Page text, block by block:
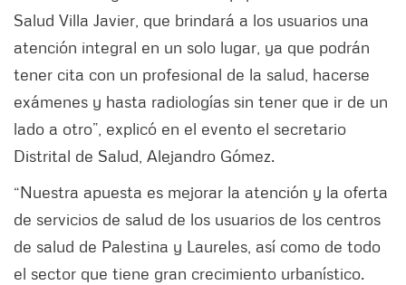
Salud Villa Javier, que brindará a los usuarios una
atención integral en un solo lugar, ya que podrán
tener cita con un profesional de la salud, hacerse
exámenes y hasta radiologías sin tener que ir de un
lado a otro”, explicó en el evento el secretario
Distrital de Salud, Alejandro Gómez.
“Nuestra apuesta es mejorar la atención y la oferta
de servicios de salud de los usuarios de los centros
de salud de Palestina y Laureles, así como de todo
el sector que tiene gran crecimiento urbanístico.